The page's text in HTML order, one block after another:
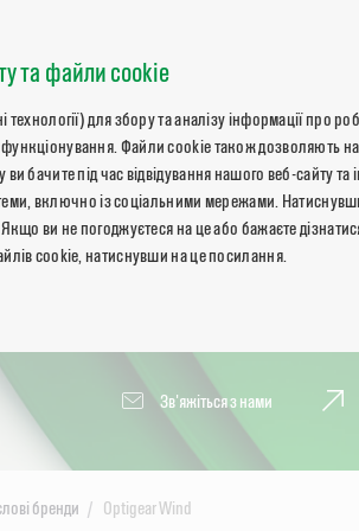
та файли cookie
для збору та аналізу інформації про
Файли cookie також дозволяють
бачите під час відвідування нашого веб-сайту та
включно із соціальними мережами.
ви не погоджуєтеся на це або бажаєте
cookie, натиснувши на це посилання.
Зв'яжіться з нами
бренди Optigear Wind